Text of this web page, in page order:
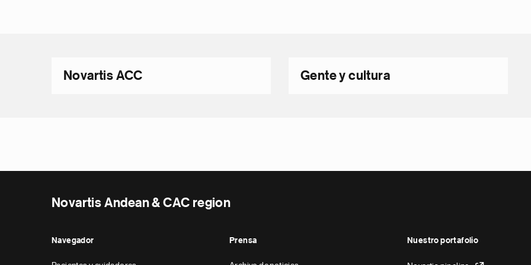
Novartis ACC Gente y cultura
Novartis Andean & CAC region
Navegador Prensa Nuestro portafolio